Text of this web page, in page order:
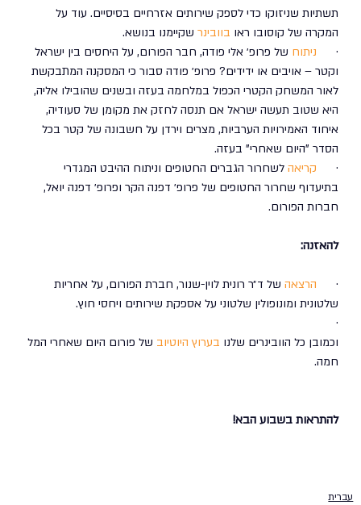
תשתיות שניזוקו כדי לספק שירותים אזרחיים בסיסיים. עוד על
המקרה של קוסובו ראו בוובינר שקיימנו בנושא.
· ניתוח של פרופ׳ אלי פודה, חבר הפורום, על היחסים בין ישראל
וקטר – אויבים או ידידים? פרופ׳ פודה סבור כי המסקנה המתבקשת
לאור המשחק הקטרי הכפול במלחמה בעזה ובשנים שהובילו אליה,
היא שטוב תעשה ישראל אם תנסה לחזק את מקומן של סעודיה,
איחוד האמירויות הערביות, מצרים וירדן על חשבונה של קטר בכל
הסדר "היום שאחרי" בעזה.
· קריאה לשחרור הגברים החטופים וניתוח ההיבט המגדרי
בתיעדוף שחרור החטופים של פרופ׳ דפנה הקר ופרופ׳ דפנה יואל,
חברות הפורום.
להאזנה:
· הרצאה של ד״ר רונית לוין-שנור, חברת הפורום, על אחריות
שלטונית ומונופולין שלטוני על אספקת שירותים ויחסי חוץ.
·
וכמובן כל הוובינרים שלנו בערוץ היוטיוב של פורום היום שאחרי המל
חמה.
להתראות בשבוע הבא!
עברית